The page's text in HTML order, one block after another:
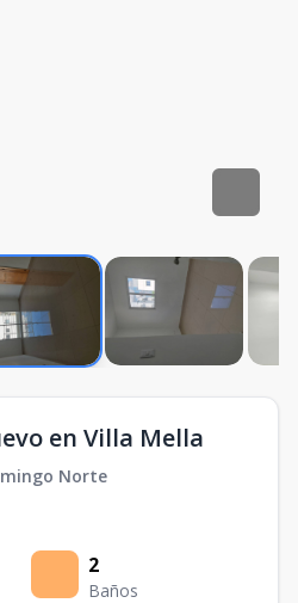
en Villa Mella
Norte
2
Baños